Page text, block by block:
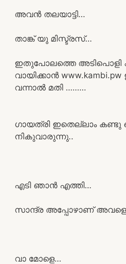
അവൻ തലയാട്ടി…
താങ്ക് യു മിസ്ട്രസ്…
ഇതുപോലത്തെ അടിപൊളി
വായിക്കാൻ
വന്നാൽ മതി ………
ഗായത്രി ഇതെല്ലാം
നികുവാരുന്നു..
എടി ഞാൻ എത്തി…
സാന്ദ്ര അപ്പോഴാണ്
വാ മോളെ…